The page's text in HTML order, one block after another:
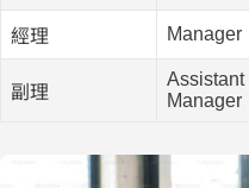
經理 Manager
副理
Assistant
Manager